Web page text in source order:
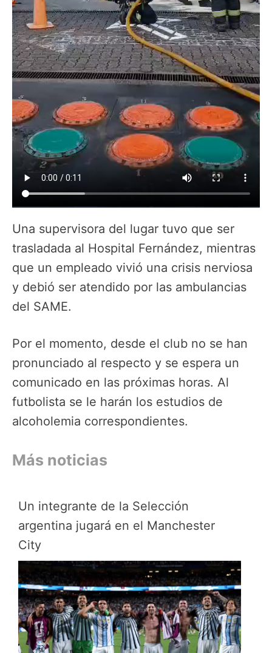
Una supervisora del lugar tuvo que ser
trasladada al Hospital Fernández, mientras
que un empleado vivió una crisis nerviosa
y debió ser atendido por las ambulancias
del SAME.
Por el momento, desde el club no se han
pronunciado al respecto y se espera un
comunicado en las próximas horas. Al
futbolista se le harán los estudios de
alcoholemia correspondientes.
Más noticias
Un integrante de la Selección
argentina jugará en el Manchester
City